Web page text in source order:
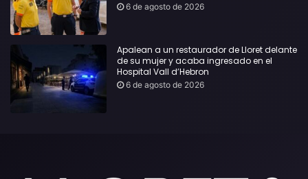
6 de agosto de 2026
Apalean a un restaurador de Lloret delante
de su mujer y acaba ingresado en el
Hospital Vall d’Hebron
6 de agosto de 2026